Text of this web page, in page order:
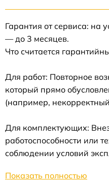
Гарантия от сервиса: на
— до 3 месяцев.
Что считается
Для работ: Повторное
который прямо
(например,
Для комплектующих:
работоспособности или
соблюдении условий
Показать полностью